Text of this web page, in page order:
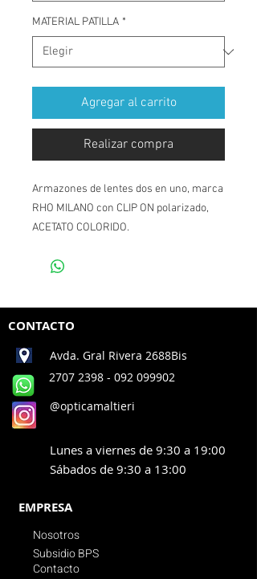
MATERIAL PATILLA *
Agregar al carrito
Realizar compra
Armazones de lentes dos en uno, marca
RHO MILANO con CLIP ON polarizado,
ACETATO COLORIDO.
CONTACTO
Avda. Gral Rivera 2688Bis
2707 2398 - 092 099902
@opticamaltieri
Lunes a viernes de 9:30 a 19:00
Sábados de 9:30 a 13:00
EMPRESA
Nosotros
Subsidio BPS
Contacto